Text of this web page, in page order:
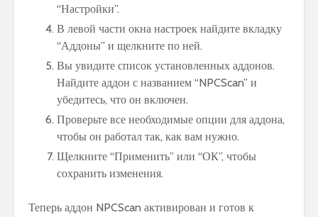
“Настройки”.
В левой части окна настроек найдите вкладку
“Аддоны” и щелкните по ней.
Вы увидите список установленных аддонов.
Найдите аддон с названием “NPCScan” и
убедитесь, что он включен.
Проверьте все необходимые опции для аддона,
чтобы он работал так, как вам нужно.
Щелкните “Применить” или “ОК”, чтобы
сохранить изменения.
Теперь аддон NPCScan активирован и готов к